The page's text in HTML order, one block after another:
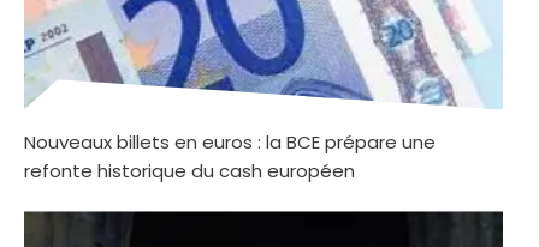
Nouveaux billets en euros : la BCE prépare une
refonte historique du cash européen